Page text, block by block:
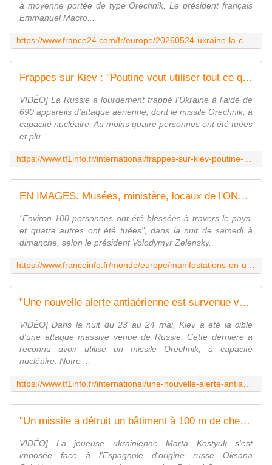
à moyenne portée de type Orechnik. Le président français
Emmanuel Macro...
Frappes sur Kiev : "Poutine veut utiliser tout ce qu'il a pour intimider les Ukrainiens", avance le journaliste russe Sergueï Buntman sur LCI | TF1 Info
VIDÉO] La Russie a lourdement frappé l'Ukraine à l'aide de
690 appareils d'attaque aérienne, dont le missile Orechnik, à
capacité nucléaire. Au moins quatre personnes ont été tuées
et plu...
EN IMAGES. Musées, ministère, locaux de l'ONU... Kiev frappée par d'intenses bombardements russes
"Environ 100 personnes ont été blessées à travers le pays,
et quatre autres ont été tuées", dans la nuit de samedi à
dimanche, selon le président Volodymyr Zelensky.
"Une nouvelle alerte antiaérienne est survenue vers 8h du matin" : le point de notre correspondante à Kiev, lourdement bombardée par la Russie | TF1 Info
VIDÉO] Dans la nuit du 23 au 24 mai, Kiev a été la cible
d'une attaque massive venue de Russie. Cette dernière a
reconnu avoir utilisé un missile Orechnik, à capacité
nucléaire. Notre ...
"Un missile a détruit un bâtiment à 100 m de chez mes parents" : les larmes de l'Ukrainienne Marta Kostyuk après sa victoire à Roland-Garros | TF1 Info
VIDÉO] La joueuse ukrainienne Marta Kostyuk s'est
imposée face à l'Espagnole d'origine russe Oksana